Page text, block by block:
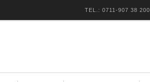
TEL.: 0711-907 38 200